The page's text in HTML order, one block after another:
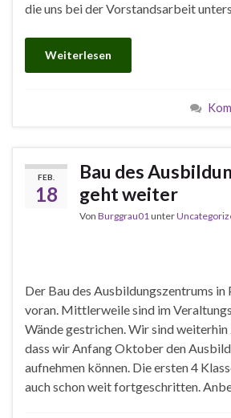
die uns bei der Vorstandsarbeit
Weiterlesen
FEB.
18
Bau des
geht weiter
Von Burggrau01unter
Der Bau des Ausbildungszentrums in
voran. Mittlerweile sind im
Wände gestrichen. Wir sind
dass wir Anfang Oktober den
aufnehmen können. Die ersten 4
auch schon weit fortgeschritten.